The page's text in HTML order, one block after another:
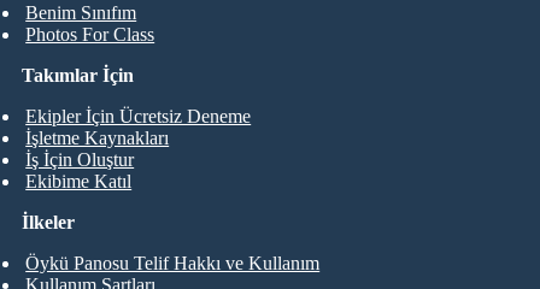
Benim Sınıfım
Photos For Class
Takımlar İçin
Ekipler İçin Ücretsiz Deneme
İşletme Kaynakları
İş İçin Oluştur
Ekibime Katıl
İlkeler
Öykü Panosu Telif Hakkı ve Kullanım
Kullanım Şartları